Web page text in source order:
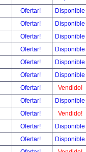
Ofertar!
Disponible
Ofertar!
Disponible
Ofertar!
Disponible
Ofertar!
Disponible
Ofertar!
Disponible
Ofertar!
Disponible
Ofertar!
Vendido!
Ofertar!
Disponible
Ofertar!
Vendido!
Ofertar!
Disponible
Ofertar!
Disponible